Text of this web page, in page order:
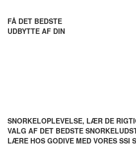
FÅ DET BEDSTE
UDBYTTE AF DIN
SNORKELOPLEVELSE, LÆR DE
VALG AF DET BEDSTE
LÆRE HOS GODIVE MED VORES SSI